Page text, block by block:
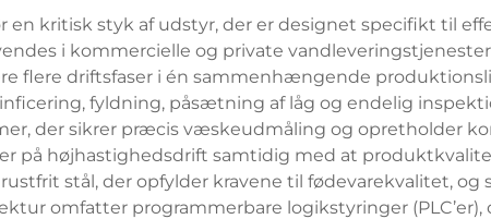
en kritisk styk af udstyr, der er designet specifikt til
i kommercielle og private
flere driftsfaser i én sammenhængende
fyldning, påsætning af låg og endelig
der sikrer præcis væskeudmåling og opretholder
på højhastighedsdrift samtidig med at
stål, der opfylder kravene til fødevarekvalitet, og
omfatter programmerbare logikstyringer